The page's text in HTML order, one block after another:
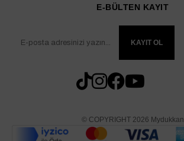
E-BÜLTEN KAYIT
KAYIT OL
© COPYRIGHT 2026 Mydukkan